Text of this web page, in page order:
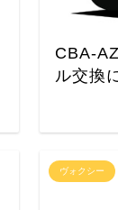
CBA-
ル交換
ヴォクシー